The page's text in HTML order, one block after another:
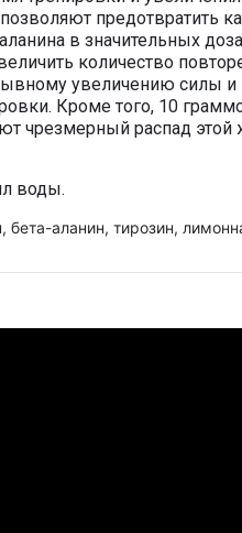
предотвратить
в значительных
количество
увеличению
Кроме того, 10
чрезмерный распад
воды.
аланин, тирозин,